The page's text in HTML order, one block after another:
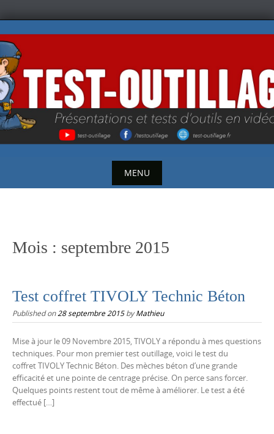
to
content
MENU
Mois : septembre 2015
Test coffret TIVOLY Technic Béton
Published on28 septembre 2015byMathieu
Mise à jour le 09 Novembre 2015, TIVOLY a répondu à mes questions
techniques. Pour mon premier test outillage, voici le test du
coffret TIVOLY Technic Béton. Des mèches béton d’une grande
efficacité et une pointe de centrage précise. On perce sans forcer.
Quelques points restent tout de même à améliorer. Le test a été
effectué […]